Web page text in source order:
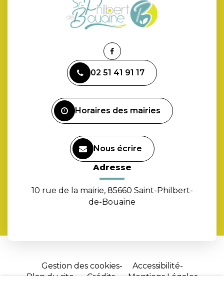
Lien
le
compte
02 51 41 91 17
Horaires des mairies
Nous écrire
Adresse
10 rue de la mairie, 85660 Saint-Philbert-
de-Bouaine
Gestion des cookies
Accessibilité
Plan du site
Crédits Mentions Légales